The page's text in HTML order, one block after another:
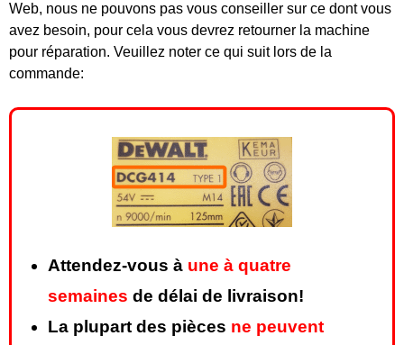
Web, nous ne pouvons pas vous conseiller sur ce dont vous
avez besoin, pour cela vous devrez retourner la machine
pour réparation. Veuillez noter ce qui suit lors de la
commande:
Attendez-vous à une à quatre
semaines de délai de livraison!
La plupart des pièces ne peuvent